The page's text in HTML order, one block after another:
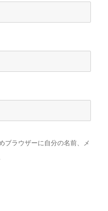
ブラウザーに自分の名前、メ